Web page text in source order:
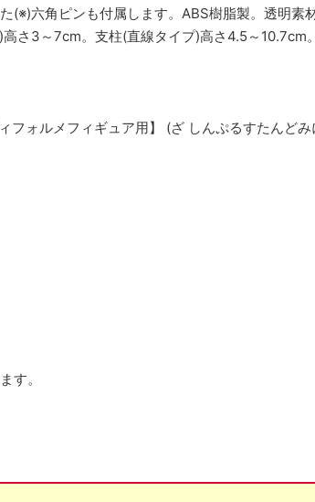
(※)六角ピンも付属します。ABS樹脂製。透明素
さ3～7cm。支柱(直線タイプ)高さ4.5～10.7cm。
ォルメフィギュア用】 (ざ しんぷるすたんど
す。